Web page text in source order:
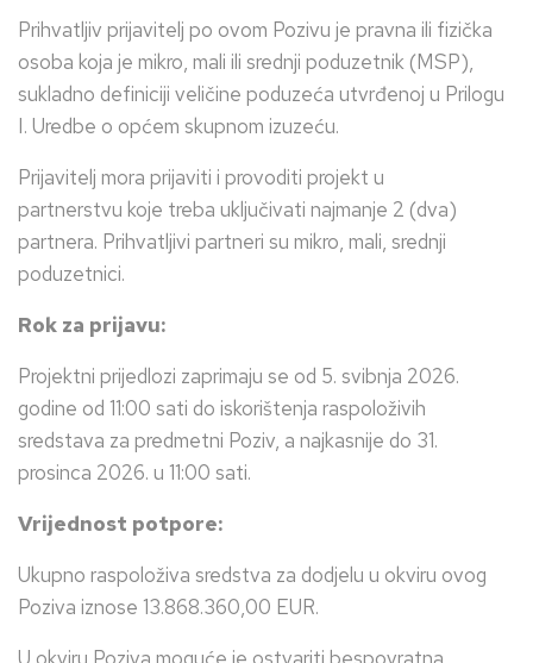
Prihvatljiv prijavitelj po ovom Pozivu je pravna ili fizička
osoba koja je mikro, mali ili srednji poduzetnik (MSP),
sukladno definiciji veličine poduzeća utvrđenoj u Prilogu
I. Uredbe o općem skupnom izuzeću.
Prijavitelj mora prijaviti i provoditi projekt u
partnerstvu koje treba uključivati najmanje 2 (dva)
partnera. Prihvatljivi partneri su mikro, mali, srednji
poduzetnici.
Rok za prijavu:
Projektni prijedlozi zaprimaju se od 5. svibnja 2026.
godine od 11:00 sati do iskorištenja raspoloživih
sredstava za predmetni Poziv, a najkasnije do 31.
prosinca 2026. u 11:00 sati.
Vrijednost potpore:
Ukupno raspoloživa sredstva za dodjelu u okviru ovog
Poziva iznose 13.868.360,00 EUR.